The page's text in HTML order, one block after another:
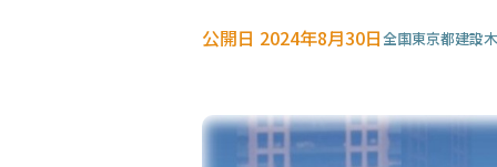
公開日 2024年8月30日全国東京都建設